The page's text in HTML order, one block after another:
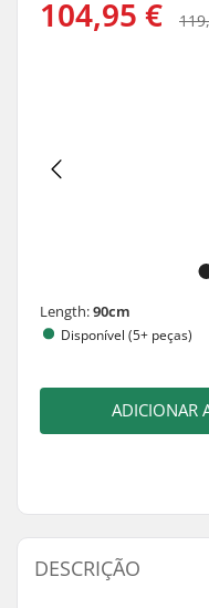
104,95 €
Length:90cm
Disponível (5+ peças)
ADICIONAR
DESCRIÇÃO